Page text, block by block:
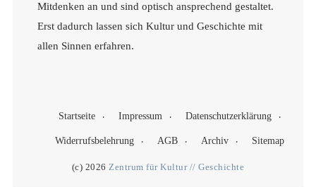
Mitdenken an und sind optisch ansprechend gestaltet.
Erst dadurch lassen sich Kultur und Geschichte mit
allen Sinnen erfahren.
Startseite Impressum Datenschutzerklärung
Widerrufsbelehrung AGB Archiv Sitemap
(c) 2026Zentrum für Kultur // Geschichte